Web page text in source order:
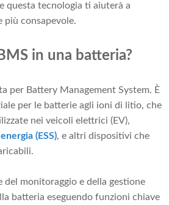
questa tecnologia ti aiuterà a
più consapevole.
in una batteria?
per Battery Management System. È
per le batterie agli ioni di litio, che
nei veicoli elettrici (EV),
(ESS), e altri dispositivi che
del monitoraggio e della gestione
batteria eseguendo funzioni chiave